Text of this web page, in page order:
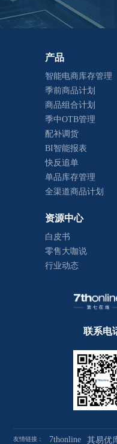
产品
智能电商库存管理
季前商品计划
商品组合计划
季中OTB管理
配补调货
BI智能报表
快反追单
单品库存管理
全渠道商品计划
资源中心
白皮书
零售大咖说
行业动态
联系电
友情链接： 7thonline 其易优